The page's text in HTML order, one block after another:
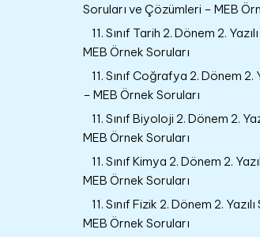
Soruları ve Çözümleri – MEB
11. Sınıf Tarih 2. Dönem 2.
MEB Örnek Soruları
11. Sınıf Coğrafya 2. Dönem 2.
– MEB Örnek Soruları
11. Sınıf Biyoloji 2. Dönem 2.
MEB Örnek Soruları
11. Sınıf Kimya 2. Dönem 2.
MEB Örnek Soruları
11. Sınıf Fizik 2. Dönem 2.
MEB Örnek Soruları